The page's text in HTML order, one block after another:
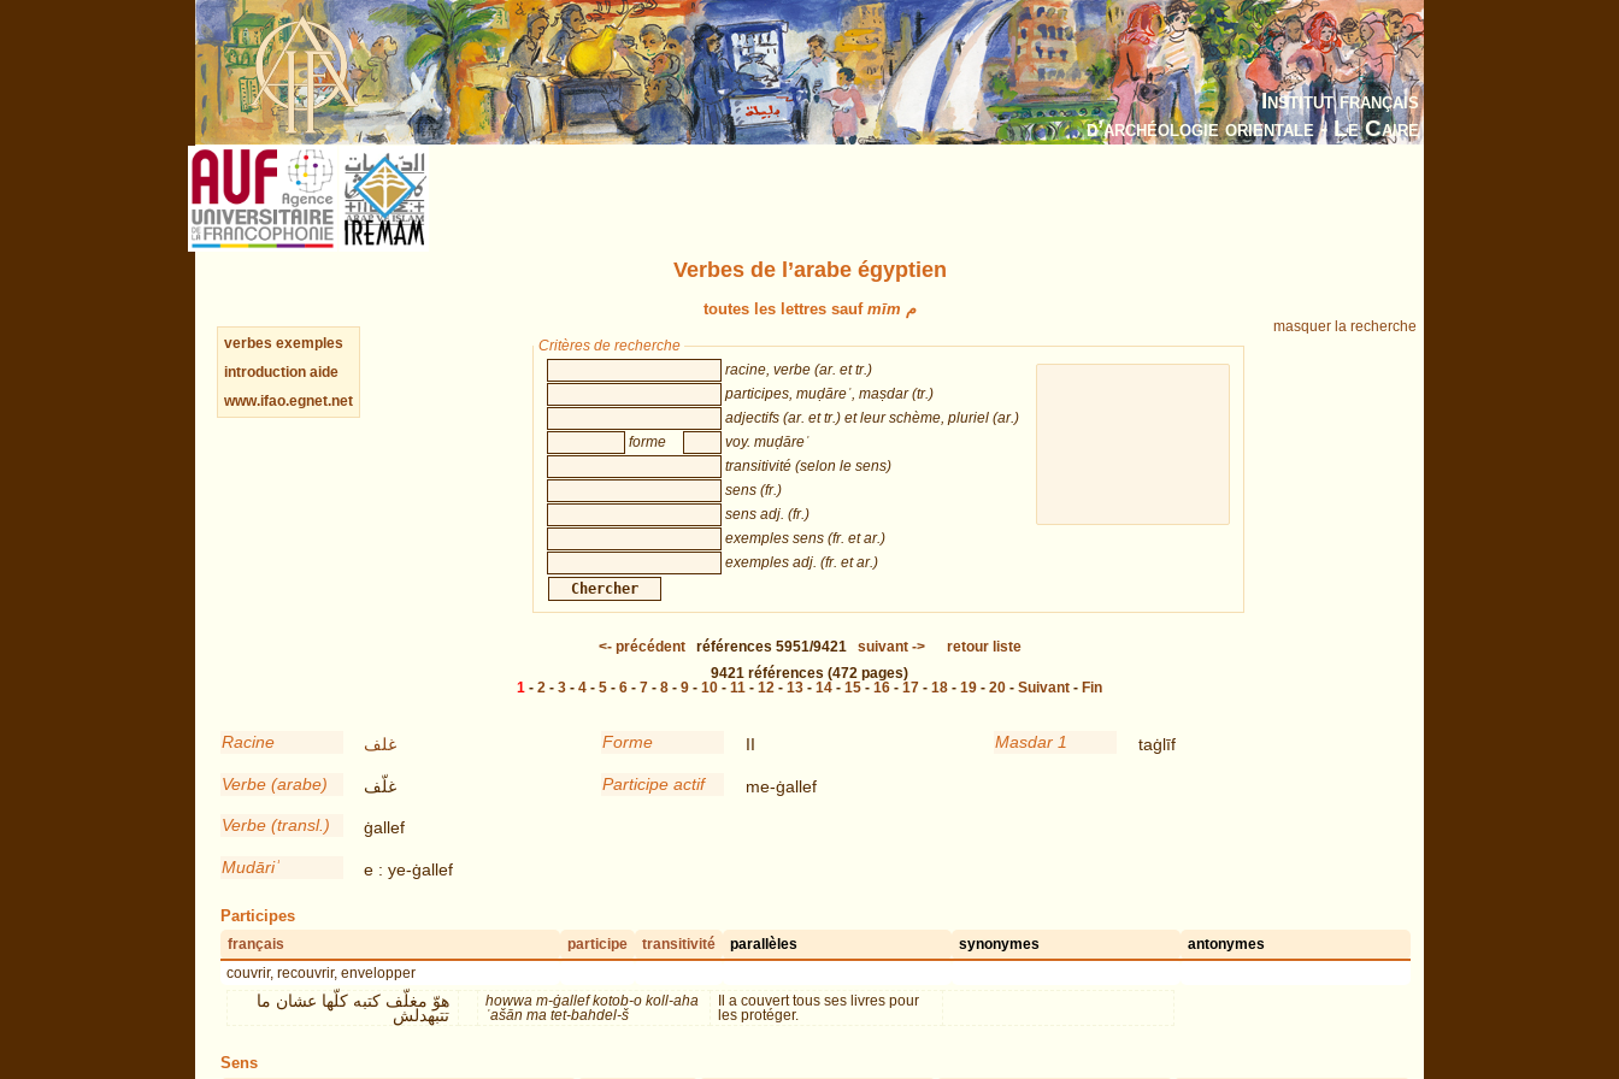
Institut français
d’archéologie orientale - Le Caire
Verbes de l’arabe égyptien
toutes les lettres sauf mīm م
verbes exemples
introduction aide
www.ifao.egnet.net
masquer la recherche
Critères de recherche
racine, verbe (ar. et tr.)
participes, muḍāreʿ, maṣdar (tr.)
adjectifs (ar. et tr.) et leur schème, pluriel (ar.)
forme
voy. muḍāreʿ
transitivité (selon le sens)
sens (fr.)
sens adj. (fr.)
exemples sens (fr. et ar.)
exemples adj. (fr. et ar.)
<- précédent références 5951/9421 suivant->
retour liste
9421 références (472 pages)
1 - 2 - 3 - 4 - 5 - 6 - 7 - 8 - 9 - 10 - 11 - 12 - 13 - 14 - 15 - 16 - 17 - 18 - 19 - 20 - Suivant - Fin
Racine غلف
Verbe (arabe) غلّف
Verbe (transl.) ġallef
Mudāriʾ e : ye-ġallef
Forme II
Participe actif me-ġallef
Masdar 1 taġlīf
Participes
français participe transitivité parallèles synonymes
antonymes
couvrir, recouvrir, envelopper
هوّ مغلّف كتبه كلّها عشان ما
تتبهدلش
howwa m-ġallef kotob-o koll-aha
ʿašān ma tet-bahdel-š
Il a couvert tous ses livres pour
les protéger.
Sens